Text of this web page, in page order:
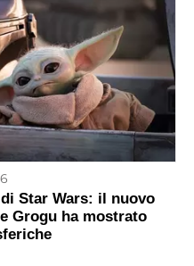
Star Wars: il nuovo
Grogu ha mostrato